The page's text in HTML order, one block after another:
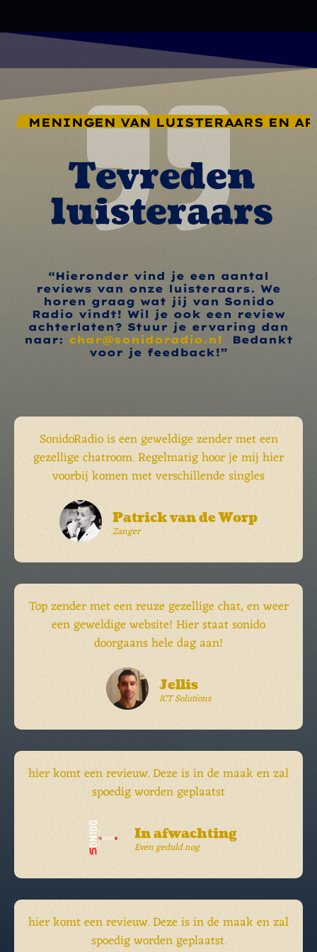
MENINGEN VAN LUISTERAARS EN
Tevreden
luisteraars
“Hieronder vind je een aantal
reviews van onze luisteraars. We
horen graag wat jij van Sonido
Radio vindt! Wil je ook een review
achterlaten? Stuur je ervaring dan
naar: char@sonidoradio.nl
Bedankt
voor je feedback!”
SonidoRadio is een geweldige zender met een
gezellige chatroom. Regelmatig hoor je mij hier
voorbij komen met verschillende singles
Patrick van de Worp
Zanger
Top zender met een reuze gezellige chat, en weer
een geweldige website! Hier staat sonido
doorgaans hele dag aan!
Jellis
ICT Solutions
hier komt een revieuw. Deze is in de maak en zal
spoedig worden geplaatst
In afwachting
Even geduld nog
hier komt een revieuw. Deze is in de maak en zal
spoedig worden geplaatst.